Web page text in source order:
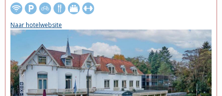
Naar hotelwebsite